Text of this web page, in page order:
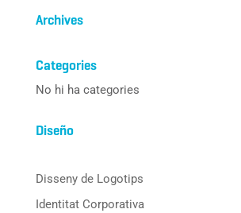
Archives
Categories
No hi ha categories
Diseño
Disseny de Logotips
Identitat Corporativa